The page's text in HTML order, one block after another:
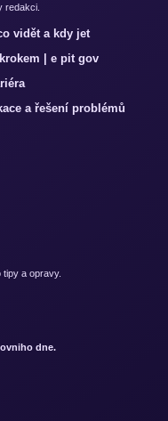
redakci.
vidět a kdy jet
| e pit gov
a řešení problémů
a opravy.
dne.